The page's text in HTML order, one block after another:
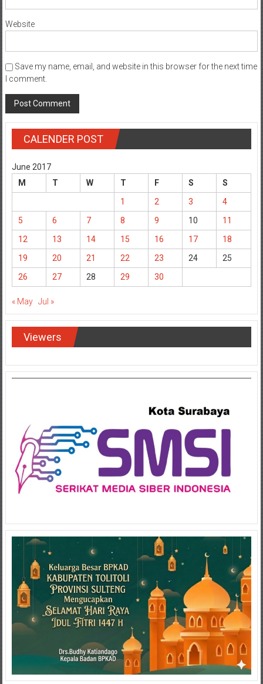
Website
Save my name, email, and website in this browser for the next time
I comment.
CALENDER POST
June 2017
M
T W T F S
S
1
2 3
4
5
6 7 8 9 10
11
12
13 14 15 16 17
18
19
20 21 22 23 24
25
26
27 28 29 30
« May Jul »
Viewers